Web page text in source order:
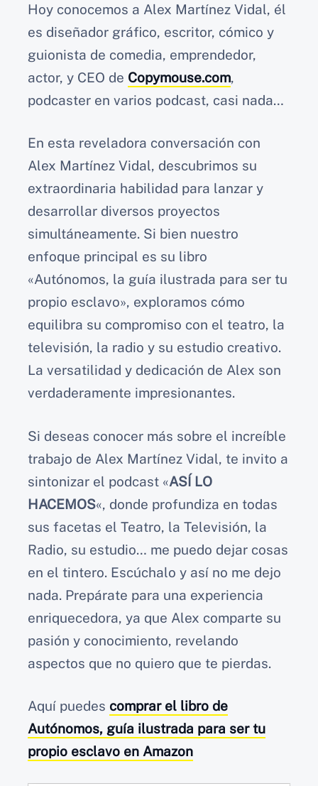
Hoy conocemos a Alex Martínez Vidal, él
es diseñador gráfico, escritor, cómico y
guionista de comedia, emprendedor,
actor, y CEO de Copymouse.com,
podcaster en varios podcast, casi nada…
En esta reveladora conversación con
Alex Martínez Vidal, descubrimos su
extraordinaria habilidad para lanzar y
desarrollar diversos proyectos
simultáneamente. Si bien nuestro
enfoque principal es su libro
«Autónomos, la guía ilustrada para ser tu
propio esclavo», exploramos cómo
equilibra su compromiso con el teatro, la
televisión, la radio y su estudio creativo.
La versatilidad y dedicación de Alex son
verdaderamente impresionantes.
Si deseas conocer más sobre el increíble
trabajo de Alex Martínez Vidal, te invito a
sintonizar el podcast «ASÍ LO
HACEMOS«, donde profundiza en todas
sus facetas el Teatro, la Televisión, la
Radio, su estudio… me puedo dejar cosas
en el tintero. Escúchalo y así no me dejo
nada. Prepárate para una experiencia
enriquecedora, ya que Alex comparte su
pasión y conocimiento, revelando
aspectos que no quiero que te pierdas.
Aquí puedes comprar el libro de
Autónomos, guía ilustrada para ser tu
propio esclavo en Amazon